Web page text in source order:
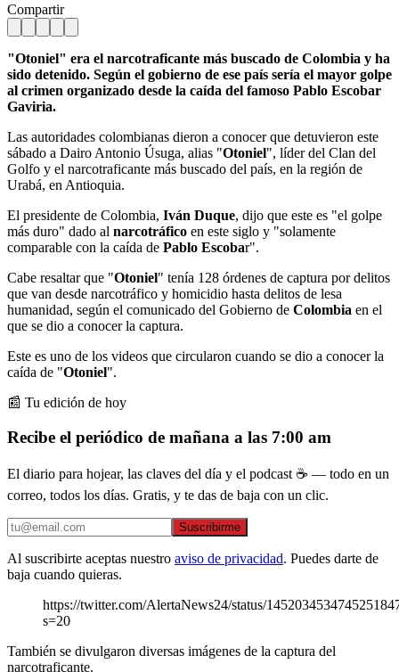
Compartir
"Otoniel" era el narcotraficante más buscado de Colombia y ha
sido detenido. Según el gobierno de ese país sería el mayor golpe
al crimen organizado desde la caída del famoso Pablo Escobar
Gaviria.
Las autoridades colombianas dieron a conocer que detuvieron este
sábado a Dairo Antonio Úsuga, alias "Otoniel", líder del Clan del
Golfo y el narcotraficante más buscado del país, en la región de
Urabá, en Antioquia.
El presidente de Colombia, Iván Duque, dijo que este es "el golpe
más duro" dado al narcotráfico en este siglo y "solamente
comparable con la caída de Pablo Escobar".
Cabe resaltar que "Otoniel" tenía 128 órdenes de captura por delitos
que van desde narcotráfico y homicidio hasta delitos de lesa
humanidad, según el comunicado del Gobierno de Colombia en el
que se dio a conocer la captura.
Este es uno de los videos que circularon cuando se dio a conocer la
caída de "Otoniel".
📰 Tu edición de hoy
Recibe el periódico de mañana a las 7:00 am
El diario para hojear, las claves del día y el podcast ☕ — todo en un
correo, todos los días. Gratis, y te das de baja con un clic.
Suscribirme
Al suscribirte aceptas nuestro aviso de privacidad. Puedes darte de
baja cuando quieras.
https://twitter.com/AlertaNews24/status/
s=20
También se divulgaron diversas imágenes de la captura del
narcotraficante.